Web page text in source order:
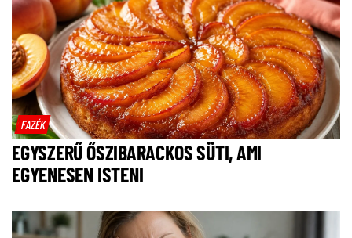
FAZÉK
EGYSZERŰ ŐSZIBARACKOS SÜTI, AMI
EGYENESEN ISTENI